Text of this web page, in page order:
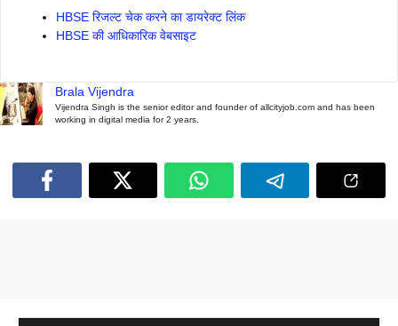
HBSE रिजल्ट चेक करने का डायरेक्ट लिंक
HBSE की आधिकारिक वेबसाइट
Brala Vijendra
Vijendra Singh is the senior editor and founder of allcityjob.com and has been
working in digital media for 2 years.